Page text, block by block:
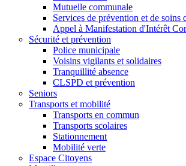
Mutuelle communale
Services de prévention et de soins
Appel à Manifestation d'Intérêt
Sécurité et prévention
Police municipale
Voisins vigilants et solidaires
Tranquillité absence
CLSPD et prévention
Seniors
Transports et mobilité
Transports en commun
Transports scolaires
Stationnement
Mobilité verte
Espace Citoyens